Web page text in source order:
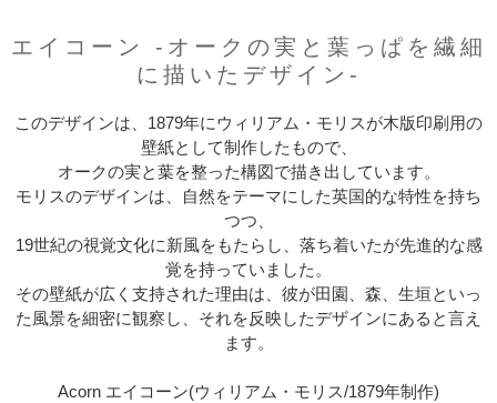
エイコーン -オークの実と葉っぱを繊細
に描いたデザイン-
このデザインは、1879年にウィリアム・モリスが木版印刷用の
壁紙として制作したもので、
オークの実と葉を整った構図で描き出しています。
モリスのデザインは、自然をテーマにした英国的な特性を持ち
つつ、
19世紀の視覚文化に新風をもたらし、落ち着いたが先進的な感
覚を持っていました。
その壁紙が広く支持された理由は、彼が田園、森、生垣といっ
た風景を細密に観察し、それを反映したデザインにあると言え
ます。
Acorn エイコーン(ウィリアム・モリス/1879年制作)